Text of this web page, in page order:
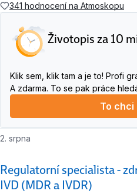
341 hodnocení na Atmoskopu
Životopis za 10
Klik sem, klik tam a je to! Profi
A zdarma. To se pak práce
To chci
Regulatorní specialista -
IVD (MDR a IVDR)
2. srpna